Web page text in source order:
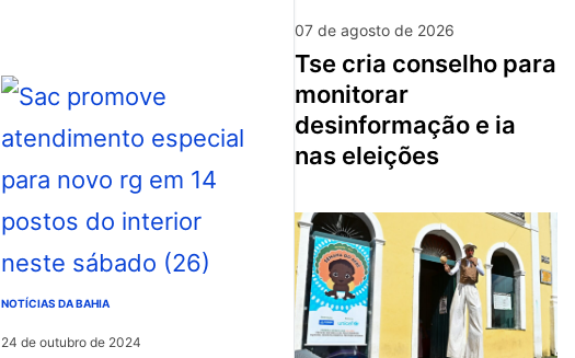
NOTÍCIAS DA BAHIA
24 de outubro de 2024
07 de agosto de 2026
tse cria conselho para
monitorar
desinformação e ia
nas eleições